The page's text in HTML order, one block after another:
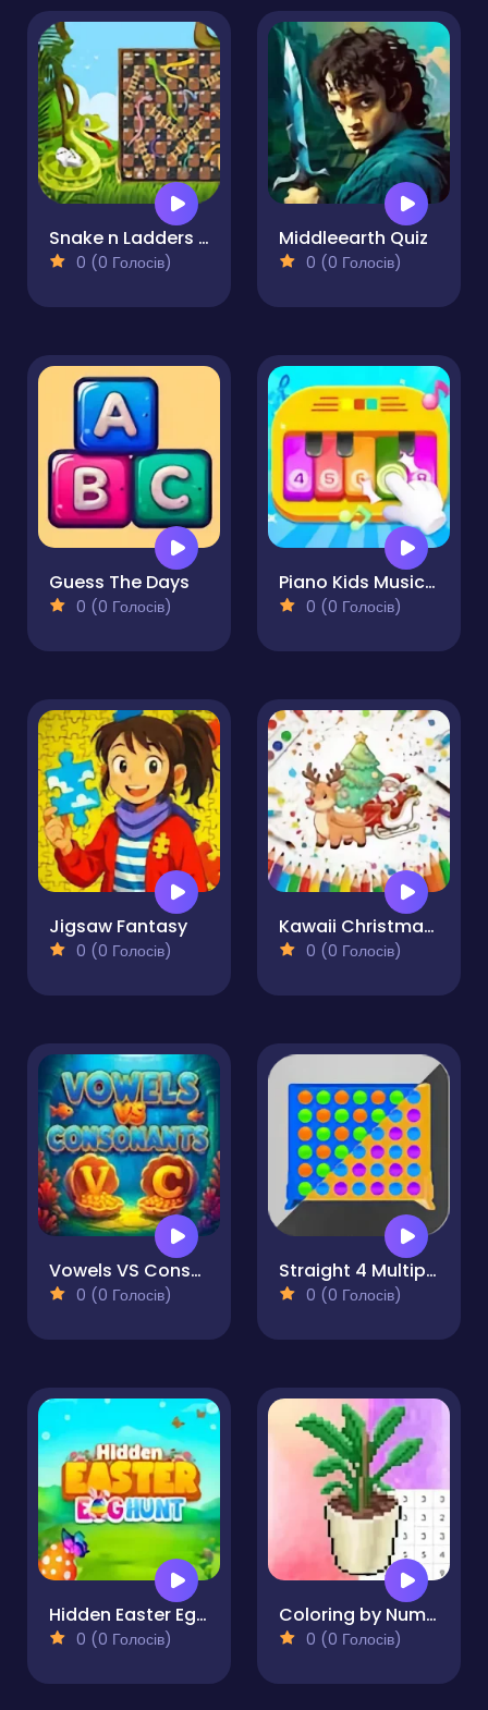
Snake n Ladders Game
0 (0 Голосів)
Middleearth Quiz
0 (0 Голосів)
Guess The Days
0 (0 Голосів)
Piano Kids Music And Songs
0 (0 Голосів)
Jigsaw Fantasy
0 (0 Голосів)
Kawaii Christmas Coloring Pages
0 (0 Голосів)
Vowels VS Consonants
0 (0 Голосів)
Straight 4 Multiplayer
0 (0 Голосів)
Hidden Easter Egg Hunt
0 (0 Голосів)
Coloring by Numbers. Pixel Room
0 (0 Голосів)